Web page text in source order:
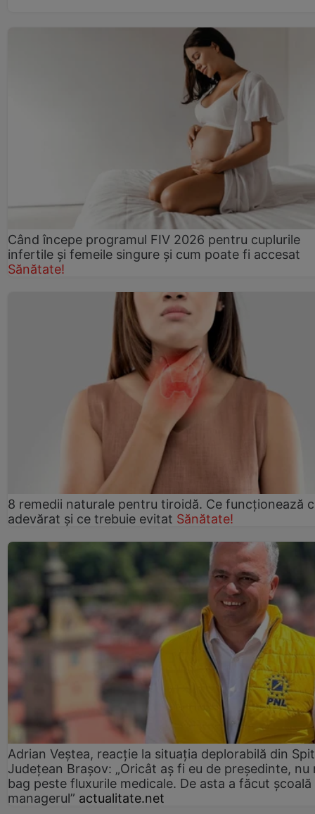
Când începe programul FIV 2026 pentru cuplurile
infertile şi femeile singure şi cum poate fi accesat
Sănătate!
8 remedii naturale pentru tiroidă. Ce funcționează
adevărat și ce trebuie evitat Sănătate!
Adrian Veștea, reacție la situația deplorabilă din
Județean Brașov: „Oricât aș fi eu de președinte, nu
bag peste fluxurile medicale. De asta a făcut școală
managerul” actualitate.net